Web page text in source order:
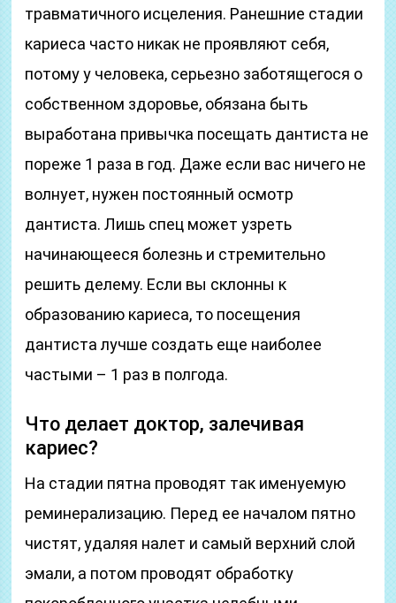
травматичного исцеления. Ранешние стадии
кариеса часто никак не проявляют себя,
потому у человека, серьезно заботящегося о
собственном здоровье, обязана быть
выработана привычка посещать дантиста не
пореже 1 раза в год. Даже если вас ничего не
волнует, нужен постоянный осмотр
дантиста. Лишь спец может узреть
начинающееся болезнь и стремительно
решить делему. Если вы склонны к
образованию кариеса, то посещения
дантиста лучше создать еще наиболее
частыми – 1 раз в полгода.
Что делает доктор, залечивая
кариес?
На стадии пятна проводят так именуемую
реминерализацию. Перед ее началом пятно
чистят, удаляя налет и самый верхний слой
эмали, а потом проводят обработку